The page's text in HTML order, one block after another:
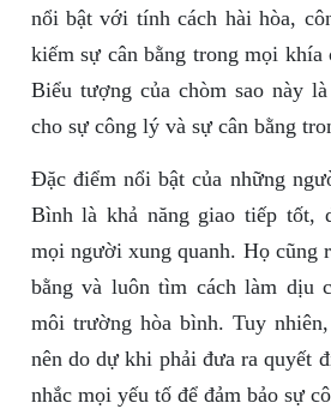
nổi bật với tính cách hài hòa,
kiếm sự cân bằng trong mọi khía
Biểu tượng của chòm sao này
cho sự công lý và sự cân bằng
Đặc điểm nổi bật của những
Bình là khả năng giao tiếp tốt,
mọi người xung quanh. Họ cũng
bằng và luôn tìm cách làm dịu
môi trường hòa bình. Tuy
nên do dự khi phải đưa ra quyết
nhắc mọi yếu tố để đảm bảo sự